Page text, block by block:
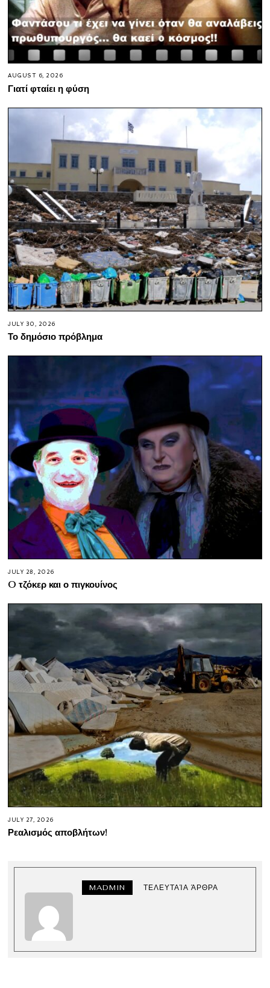
AUGUST 6, 2026
Γιατί φταίει η φύση
JULY 30, 2026
Το δημόσιο πρόβλημα
JULY 28, 2026
O τζόκερ και ο πιγκουίνος
JULY 27, 2026
Ρεαλισμός αποβλήτων!
MADMIN ΤΕΛΕΥΤΑΊΑ ΆΡΘΡΑ